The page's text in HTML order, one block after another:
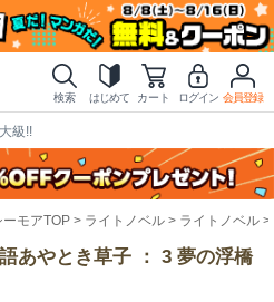
検索 はじめて カート ログイン 会員登録
級!!
モアTOP ライトノベル ライトノベル
あやとき草子 ： 3 夢の浮橋